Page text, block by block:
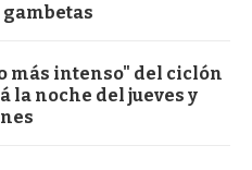
más intenso" del ciclón
la noche del jueves y